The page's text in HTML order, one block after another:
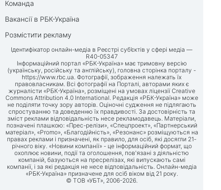
Команда
Вакансії в РБК-Україна
Розмістити рекламу
Ідентифікатор онлайн-медіа в Реєстрі суб’єктів у сфері медіа —
R40-05347
Інформаційний портал «РБК-Україна» має тримовну версію
(українську, російську та англійську), головна сторінка порталу -
https://www.rbc.ua . Фотографії, зображення належать їх
правовласникам. Всі фотографії на Порталі, авторами яких є
журналісти «РБК-Україна», розміщені на умовах ліцензії Creative
Commons Attribution 4.0 International. Редакція «РБК-Україна» може
не поділяти точку зору авторів. Оціночні судження не підлягають
спростуванню та доведенню їх правдивості. За достовірність та
зміст реклами відповідальність несе рекламодавець. Матеріали,
позначені плашкою: «Прес-релізи», «Спецпроект», «Партнерський
матеріал», «Promo», «Благодійність», «Резонанс» розміщуються на
правах реклами і призначені, як правило, для осіб, які досягли 21-
річного віку. «Новини компанії» - це інформаційний формат, що
охоплює новини, події та оголошення, пов'язані з діяльністю
компаній, базуються на пресрелізах, які випускають самі
компанії, і за які редакція не несе відповідальність. Онлайн-медіа
«РБК-Україна» призначене для осіб віком від 21 року.
© ТОВ «УБТ», 2006-2026.